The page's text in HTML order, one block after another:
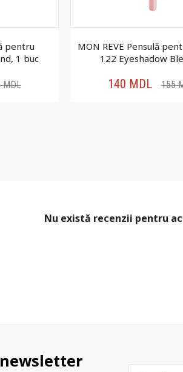
pentru
1 buc
MDL
MON REVE Pensulă
122 Eyeshadow
140 MDL 155
Nu există recenzii pentru